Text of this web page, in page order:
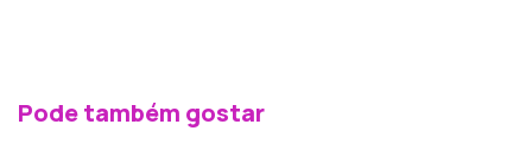
Pode também gostar